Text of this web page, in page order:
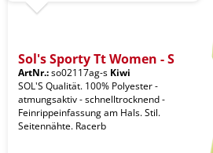
Sol's Sporty Tt Women - S
ArtNr.:so02117ag-s Kiwi
SOL'S Qualität. 100% Polyester -
atmungsaktiv - schnelltrocknend -
Feinrippeinfassung am Hals. Stil.
Seitennähte. Racerb